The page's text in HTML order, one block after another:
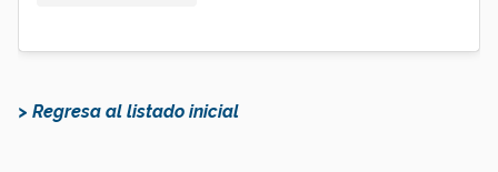
> Regresa al listado inicial